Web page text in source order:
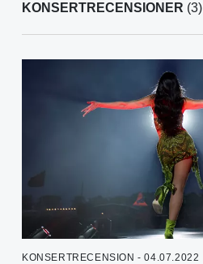
KONSERTRECENSIONER (3)
KONSERTRECENSION - 04.07.2022